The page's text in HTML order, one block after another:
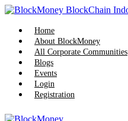
Skip
content
Home
About BlockMoney
All Corporate Communities
Blogs
Events
Login
Registration